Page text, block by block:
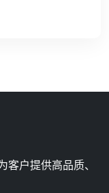
客户提供高品质、